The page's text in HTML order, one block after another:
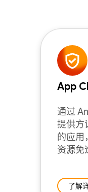
App
通过
提供方
的应用
资源免
了解